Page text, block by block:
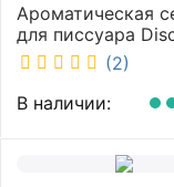
Ароматическая
для писсуара
аромат Queen DSR
7381-2
(2)
В наличии: